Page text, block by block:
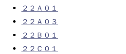
２２Ａ０１
２２Ａ０３
２２Ｂ０１
２２Ｃ０１